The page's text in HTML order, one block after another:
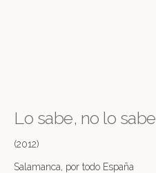
Lo sabe, no lo sabe
(2012)
Salamanca, por todo España